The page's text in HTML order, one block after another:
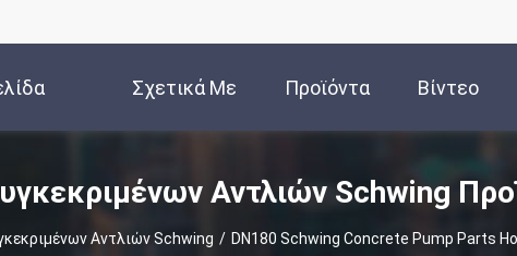
Σχετικά Με
Εμάς
Προϊόντα Βίντεο
Αντλιών Schwing
Αντλιών Schwing / DN180 Schwing Concrete Pump Parts